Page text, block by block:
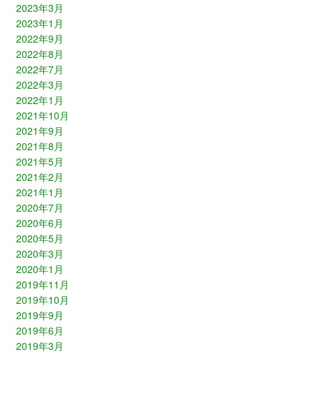
2023年3月
2023年1月
2022年9月
2022年8月
2022年7月
2022年3月
2022年1月
2021年10月
2021年9月
2021年8月
2021年5月
2021年2月
2021年1月
2020年7月
2020年6月
2020年5月
2020年3月
2020年1月
2019年11月
2019年10月
2019年9月
2019年6月
2019年3月